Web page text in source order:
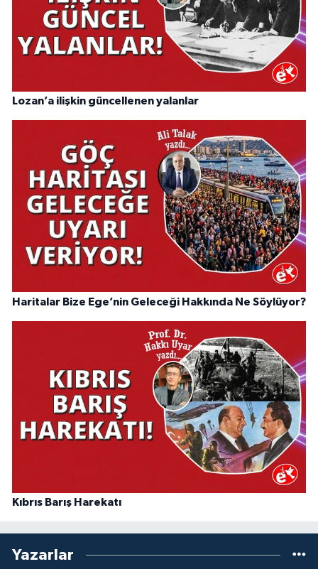
Lozan’a ilişkin güncellenen yalanlar
Haritalar Bize Ege’nin Geleceği Hakkında Ne Söylüyor?
Kıbrıs Barış Harekatı
Yazarlar